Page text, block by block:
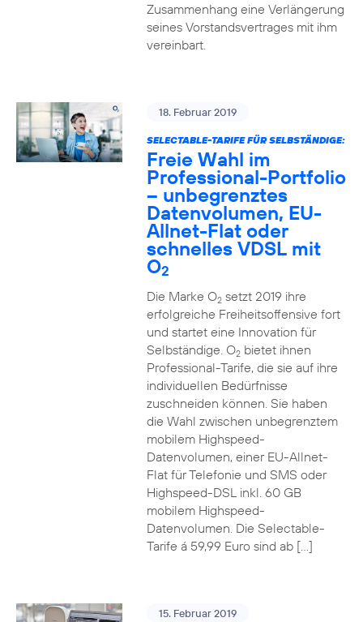
Zusammenhang eine Verlängerung
seines Vorstandsvertrages mit ihm
vereinbart.
18. Februar 2019
SELECTABLE-TARIFE FÜR SELBSTÄNDIGE:
Freie Wahl im
Professional-Portfolio
– unbegrenztes
Datenvolumen, EU-
Allnet-Flat oder
schnelles VDSL mit
O2
Die Marke O2setzt 2019 ihre
erfolgreiche Freiheitsoffensive fort
und startet eine Innovation für
Selbständige. O2bietet ihnen
Professional-Tarife, die sie auf ihre
individuellen Bedürfnisse
zuschneiden können. Sie haben
die Wahl zwischen unbegrenztem
mobilem Highspeed-
Datenvolumen, einer EU-Allnet-
Flat für Telefonie und SMS oder
Highspeed-DSL inkl. 60 GB
mobilem Highspeed-
Datenvolumen. Die Selectable-
Tarife á 59,99 Euro sind ab […]
15. Februar 2019